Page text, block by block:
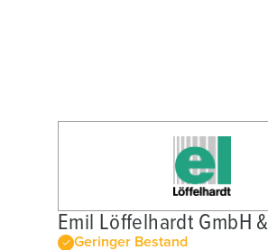
Emil Löffelhardt GmbH
Geringer Bestand